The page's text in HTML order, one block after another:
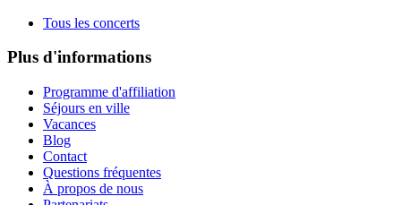
Tous les concerts
Plus d'informations
Programme d'affiliation
Séjours en ville
Vacances
Blog
Contact
Questions fréquentes
À propos de nous